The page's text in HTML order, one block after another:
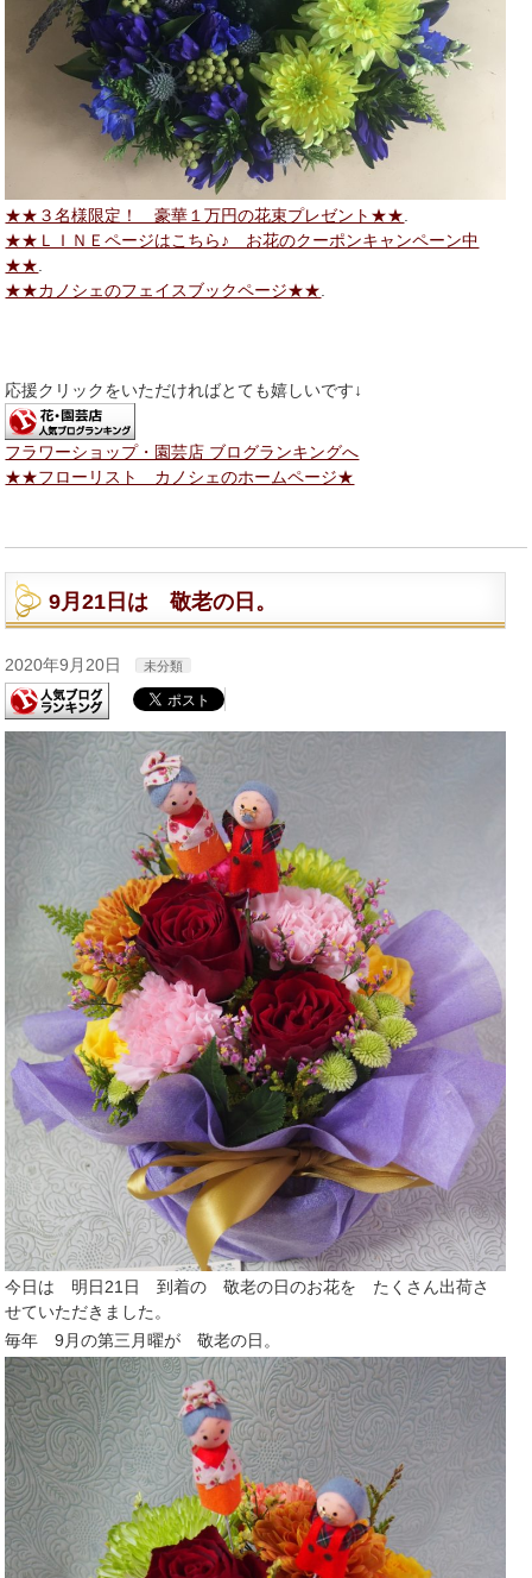
★★３名様限定！ 豪華１万円の花束プレゼント★★.
★★ＬＩＮＥページはこちら♪ お花のクーポンキャンペーン中
★★.
★★カノシェのフェイスブックページ★★.
応援クリックをいただければとても嬉しいです↓
フラワーショップ・園芸店 ブログランキングへ
★★フローリスト カノシェのホームページ★
9月21日は 敬老の日。
2020年9月20日 未分類
今日は 明日21日 到着の 敬老の日のお花を たくさん出荷さ
せていただきました。
毎年 9月の第三月曜が 敬老の日。